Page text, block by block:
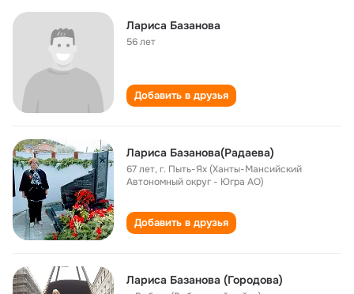
Лариса Базанова
56 лет
Добавить в друзья
Лариса Базанова(Радаева)
67 лет,г. Пыть-Ях (Ханты-Мансийский
Автономный округ - Югра АО)
Добавить в друзья
Лариса Базанова (Городова)